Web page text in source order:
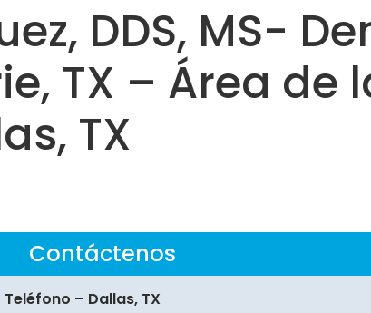
DDS, MS-
TX – Área de
TX
Contáctenos
Teléfono – Dallas, TX